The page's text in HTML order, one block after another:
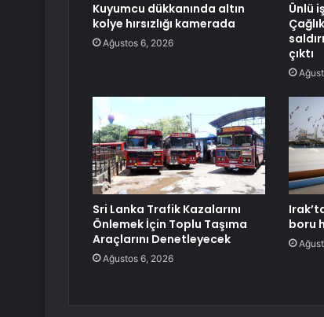
Kuyumcu dükkanında altın
kolye hırsızlığı kamerada
Ağustos 6, 2026
Ünlü
çıktı
Sri Lanka Trafik Kazalarını
Önlemek İçin Toplu Taşıma
Araçlarını Denetleyecek
Ağustos 6, 2026
boru